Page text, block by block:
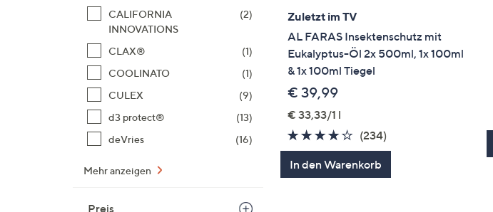
CALIFORNIA
INNOVATIONS
(2)
CLAX®
(1)
COOLINATO
(1)
CULEX
(9)
d3 protect®
(13)
deVries
(16)
Mehr anzeigen
Preis
Zuletzt im TV
AL FARAS Insektenschutz mit
Eukalyptus-Öl 2x 500ml, 1x 100ml
& 1x 100ml Tiegel
€ 39,99
€ 33,33/1 l
3.9
von
5
(234)234
Bewertungen
In den Warenkorb